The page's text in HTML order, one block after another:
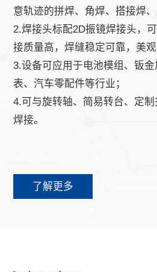
意轨迹的拼焊、角焊、搭接焊、
2.焊接头标配2D振镜焊接头，
接质量高，焊缝稳定可靠，美观
3.设备可应用于电池模组、钣
表、汽车零配件等行业；
4.可与旋转轴、简易转台、定
焊接。
了解更多